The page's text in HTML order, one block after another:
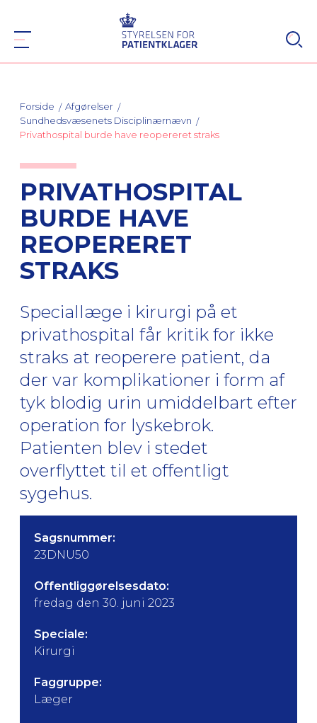
Forside
Afgørelser
Sundhedsvæsenets Disciplinærnævn
Privathospital burde have reopereret straks
PRIVATHOSPITAL
BURDE HAVE
REOPERERET
STRAKS
Speciallæge i kirurgi på et
privathospital får kritik for ikke
straks at reoperere patient, da
der var komplikationer i form af
tyk blodig urin umiddelbart efter
operation for lyskebrok.
Patienten blev i stedet
overflyttet til et offentligt
sygehus.
Sagsnummer:
23DNU50
Offentliggørelsesdato:
fredag den 30. juni 2023
Speciale:
Kirurgi
Faggruppe:
Læger